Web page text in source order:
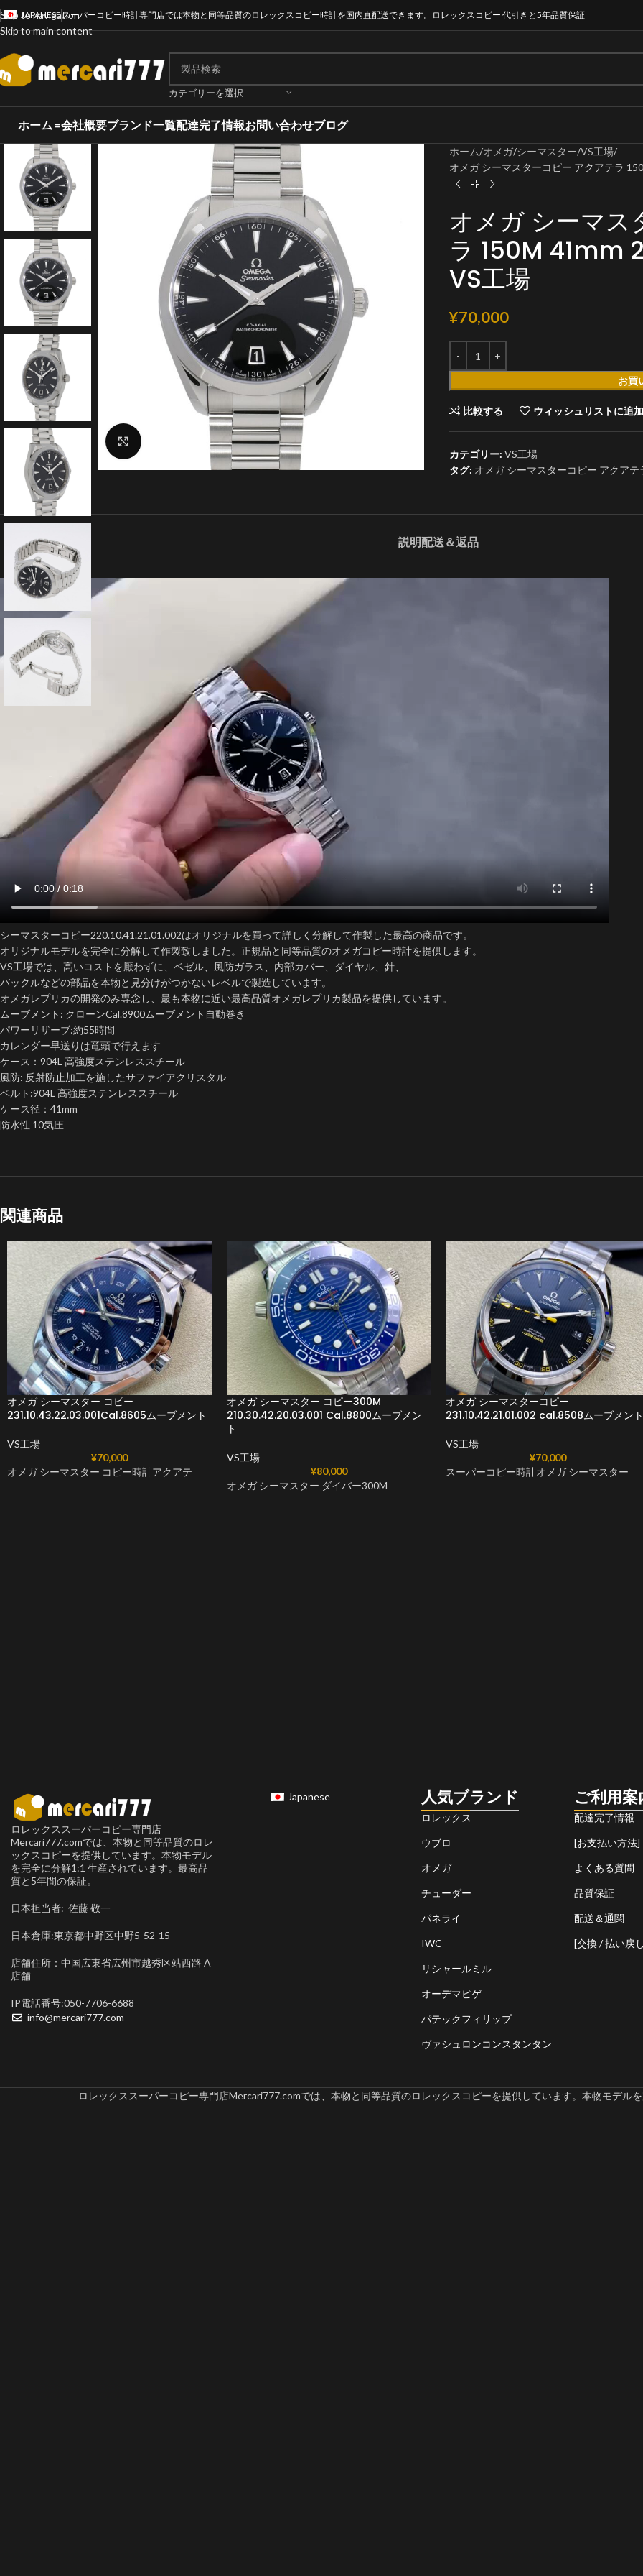
Skip to navigation
Skip to main content
JAPANESEスーパーコピー時計専門店では本物と同等品質のロレックスコピー時計を国内直配送できます。ロレックスコピー 代引きと5年品質保証
カテゴリーを選択
ホーム =会社概要ブランド一覧配達完了情報お問い合わせブログ
ホーム オメガ シーマスター VS工場
オメガ シーマスターコピー アクアテラ
オメガ シーマス
ラ 150M 41mm
VS工場
¥70,000
お買
比較する ウィッシュリストに追
カテゴリー: VS工場
タグ: オメガ シーマスターコピー アクア
説明配送＆返品
シーマスターコピー220.10.41.21.01.002はオリジナルを買って詳しく分解して作製した最高の商品です。
オリジナルモデルを完全に分解して作製致しました。正規品と同等品質のオメガコピー時計を提供します。
VS工場では、高いコストを厭わずに、ベゼル、風防ガラス、内部カバー、ダイヤル、針、
バックルなどの部品を本物と見分けがつかないレベルで製造しています。​
オメガレプリカの開発のみ専念し、最も本物に近い最高品質オメガレプリカ製品を提供しています。
ムーブメント: クローンCal.8900ムーブメント自動巻き
パワーリザーブ:約55時間
カレンダー早送りは竜頭で行えます
ケース：904L 高強度ステンレススチール
風防: 反射防止加工を施したサファイアクリスタル
ベルト:904L 高強度ステンレススチール
ケース径：41mm
防水性 10気圧
関連商品
オメガ シーマスター コピー
231.10.43.22.03.001Cal.8605ムーブメント
VS工場
¥70,000
オメガ シーマスター コピー時計アクアテ
オメガ シーマスター コピー300M
210.30.42.20.03.001 Cal.8800ムーブメン
ト
VS工場
¥80,000
オメガ シーマスター ダイバー300M
オメガ シーマスターコピー
231.10.42.21.01.002 cal.8508ムーブメント
VS工場
¥70,000
スーパーコピー時計オメガ シーマスター
ロレックススーパーコピー専門店
Mercari777.comでは、本物と同等品質のロレ
ックスコピーを提供しています。本物モデル
を完全に分解1:1 生産されています。最高品
質と5年間の保証。
日本担当者: 佐藤 敬一
日本倉庫:東京都中野区中野5-52-15
店舗住所：中国広東省広州市越秀区站西路 A
店舗
IP電話番号:050-7706-6688
info@mercari777.com
Japanese 人気ブランド
ロレックス
ウブロ
オメガ
チューダー
パネライ
IWC
リシャールミル
オーデマピゲ
パテックフィリップ
ヴァシュロンコンスタンタン
ご利用案
配達完了情報
[お支払い方法]
よくある質問
品質保証
配送＆通関
[交換 / 払い戻
ロレックススーパーコピー専門店Mercari777.comでは、本物と同等品質のロレックスコピーを提供しています。本物モデル